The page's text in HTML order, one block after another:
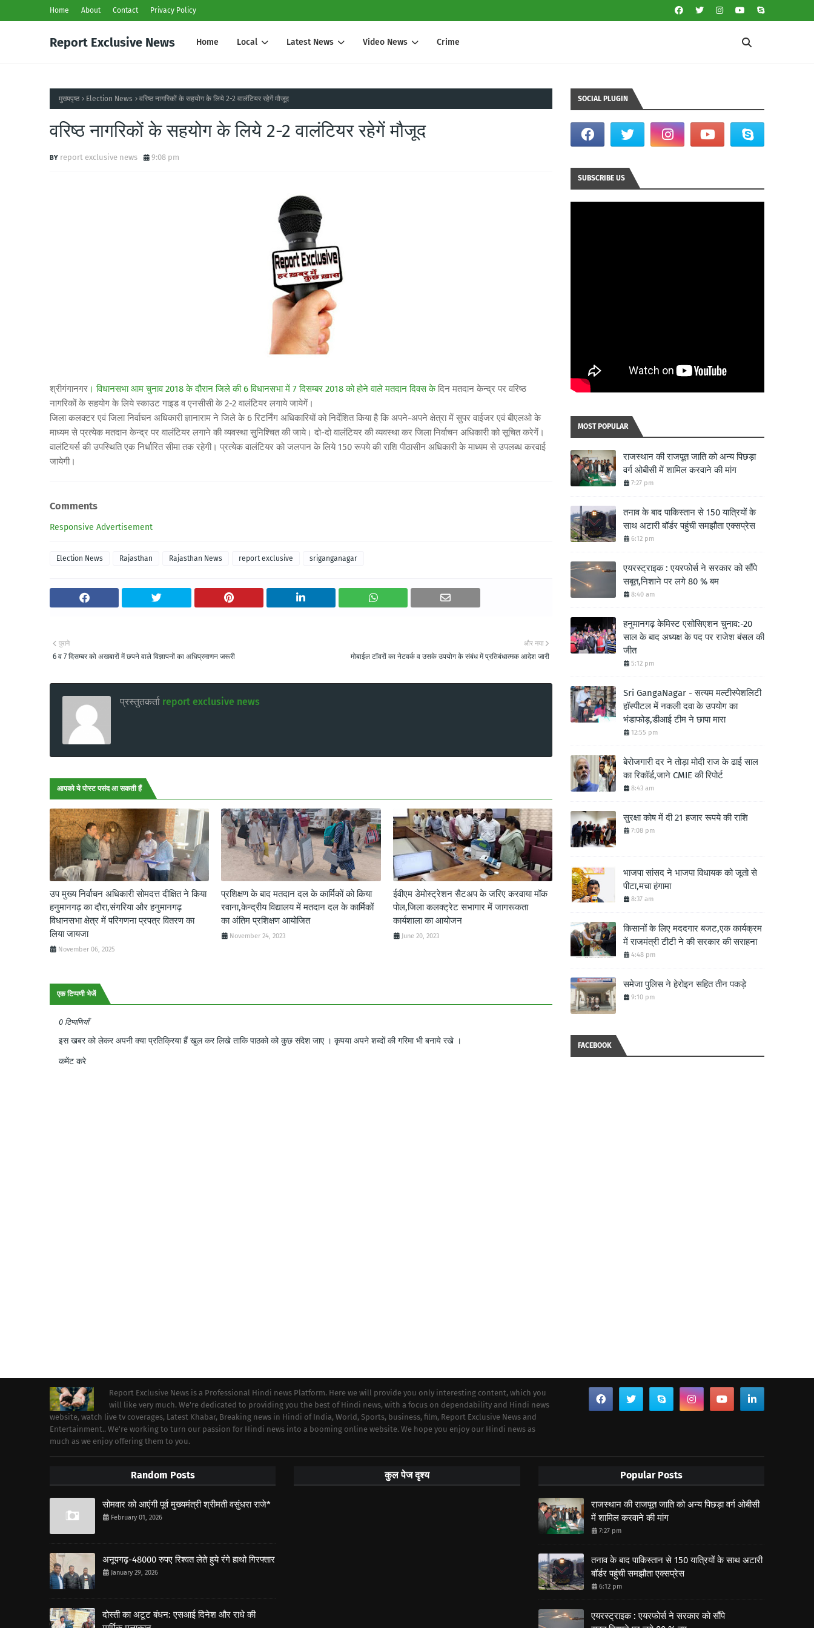
Home About Contact Privacy Policy
Report Exclusive News Home Local Latest News Video News Crime
मुख्यपृष्ठ Election News वरिष्ठ नागरिकों के सहयोग के लिये 2-2 वालंटियर रहेगें मौजूद
वरिष्ठ नागरिकों के सहयोग के लिये 2-2 वालंटियर रहेगें मौजूद
report exclusive news 9:08 pm
श्रीगंगानगर । विधानसभा आम चुनाव 2018 के दौरान जिले की 6 विधानसभा में 7 दिसम्बर 2018 को होने वाले मतदान दिवस केदिन मतदान केन्द्र पर वरिष्ठ
नागरिकों के सहयोग के लिये स्काउट गाइड व एनसीसी के 2-2 वालंटियर लगाये जायेगें।
जिला कलक्टर एवं जिला निर्वाचन अधिकारी ज्ञानाराम ने जिले के 6 रिटर्निंग अधिकारियों को निर्देशित किया है कि अपने-अपने क्षेत्रा में सुपर वाईजर एवं बीएलओ के
माध्यम से प्रत्येक मतदान केन्द्र पर वालंटियर लगाने की व्यवस्था सुनिश्चित की जाये। दो-दो वालंटियर की व्यवस्था कर जिला निर्वाचन अधिकारी को सूचित करेगें।
वालंटियर्स की उपस्थिति एक निर्धारित सीमा तक रहेगी। प्रत्येक वालंटियर को जलपान के लिये 150 रूपये की राशि पीठासीन अधिकारी के माध्यम से उपलब्ध करवाई
जायेगी।
Comments
Responsive Advertisement
Election News Rajasthan Rajasthan News report exclusive sriganganagar
और नया
मोबाईल टॉवरों का नेटवर्क व उसके उपयोग के संबंध में प्रतिबंधात्मक आदेश जारी
पुराने
6 व 7 दिसम्बर को अखबारों में छपने वाले विज्ञापनों का अधिप्रमाणन जरूरी
प्रस्तुतकर्ता report exclusive news
आपको ये पोस्ट पसंद आ सकती हैं
उप मुख्य निर्वाचन अधिकारी सोमदत्त दीक्षित ने किया
हनुमानगढ़ का दौरा,संगरिया और हनुमानगढ़
विधानसभा क्षेत्र में परिगणना प्रपत्र वितरण का
लिया जायजा
November 06, 2025
प्रशिक्षण के बाद मतदान दल के कार्मिकों को किया
रवाना,केन्द्रीय विद्यालय में मतदान दल के कार्मिकों
का अंतिम प्रशिक्षण आयोजित
November 24, 2023
ईवीएम डेमोस्ट्रेशन सैटअप के जरिए करवाया मॉक
पोल,जिला कलक्ट्रेट सभागार में जागरूकता
कार्यशाला का आयोजन
June 20, 2023
एक टिप्पणी भेजें
0 टिप्पणियाँ
इस खबर को लेकर अपनी क्या प्रतिक्रिया हैं खुल कर लिखे ताकि पाठको को कुछ संदेश जाए । कृपया अपने शब्दों की गरिमा भी बनाये रखे ।
कमेंट करे
SOCIAL PLUGIN
SUBSCRIBE US
MOST POPULAR
राजस्थान की राजपूत जाति को अन्य पिछड़ा
वर्ग ओबीसी में शामिल करवाने की मांग
7:27 pm
तनाव के बाद पाकिस्तान से 150 यात्रियों के
साथ अटारी बॉर्डर पहुंची समझौता एक्सप्रेस
6:12 pm
एयरस्ट्राइक : एयरफोर्स ने सरकार को सौंपे
सबूत,निशाने पर लगे 80 % बम
8:40 am
हनुमानगढ़ केमिस्ट एसोसिएशन चुनाव:-20
साल के बाद अध्यक्ष के पद पर राजेश बंसल की
जीत
5:12 pm
Sri GangaNagar - सत्यम मल्टीस्पेशलिटी
हॉस्पीटल में नकली दवा के उपयोग का
भंडाफोड़,डीआई टीम ने छापा मारा
12:55 pm
बेरोजगारी दर ने तोड़ा मोदी राज के ढाई साल
का रिकॉर्ड,जाने CMIE की रिपोर्ट
8:43 am
सुरक्षा कोष में दी 21 हजार रूपये की राशि
7:08 pm
भाजपा सांसद ने भाजपा विधायक को जूतो से
पीटा,मचा हंगामा
8:37 am
किसानों के लिए मददगार बजट,एक कार्यक्रम
में राजमंत्री टीटी ने की सरकार की सराहना
4:48 pm
समेजा पुलिस ने हेरोइन सहित तीन पकड़े
9:10 pm
FACEBOOK
Report Exclusive News is a Professional Hindi news Platform. Here we will provide you only interesting content, which you
will like very much. We're dedicated to providing you the best of Hindi news, with a focus on dependability and Hindi news
website, watch live tv coverages, Latest Khabar, Breaking news in Hindi of India, World, Sports, business, film, Report Exclusive News and
Entertainment.. We're working to turn our passion for Hindi news into a booming online website. We hope you enjoy our Hindi news as
much as we enjoy offering them to you.
Random Posts
सोमवार को आएंगी पूर्व मुख्यमंत्री श्रीमती वसुंधरा राजे*
February 01, 2026
अनूपगढ़-48000 रुपए रिश्वत लेते हुये रंगे हाथो गिरफ्तार
January 29, 2026
दोस्ती का अटूट बंधन: एसआई दिनेश और राधे की
कुल पेज दृश्य Popular Posts
राजस्थान की राजपूत जाति को अन्य पिछड़ा वर्ग ओबीसी
में शामिल करवाने की मांग
7:27 pm
तनाव के बाद पाकिस्तान से 150 यात्रियों के साथ अटारी
बॉर्डर पहुंची समझौता एक्सप्रेस
6:12 pm
एयरस्ट्राइक : एयरफोर्स ने सरकार को सौंपे